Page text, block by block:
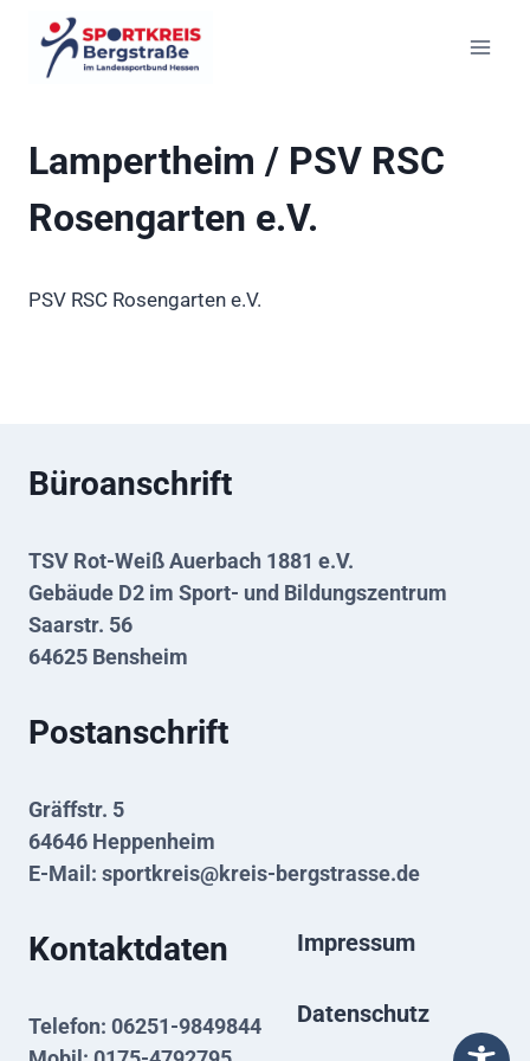
Inhalt
springen
Lampertheim / PSV RSC
Rosengarten e.V.
PSV RSC Rosengarten e.V.
Büroanschrift
TSV Rot-Weiß Auerbach 1881 e.V.
Gebäude D2 im Sport- und Bildungszentrum
Saarstr. 56
64625 Bensheim
Postanschrift
Gräffstr. 5
64646 Heppenheim
E-Mail: sportkreis@kreis-bergstrasse.de
Kontaktdaten
Telefon: 06251-9849844
Impressum
Datenschutz